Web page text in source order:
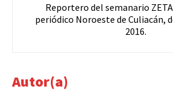
Reportero del semanario
periódico Noroeste de Culiacán,
2016.
Autor(a)